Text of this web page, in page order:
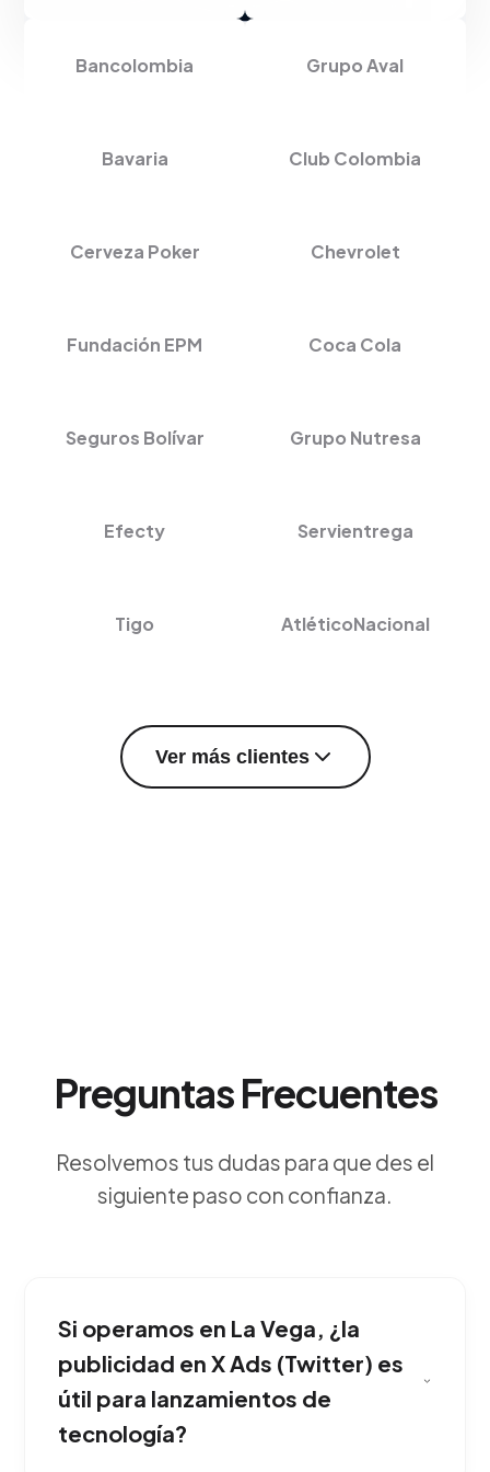
Bancolombia Grupo Aval
Bavaria Club Colombia
Cerveza Poker Chevrolet
Fundación EPM Coca Cola
Seguros Bolívar Grupo Nutresa
Efecty Servientrega
Tigo AtléticoNacional
Ver más clientes
Preguntas Frecuentes
Resolvemos tus dudas para que des el
siguiente paso con confianza.
Si operamos en La Vega, ¿la
publicidad en X Ads (Twitter) es
útil para lanzamientos de
tecnología?